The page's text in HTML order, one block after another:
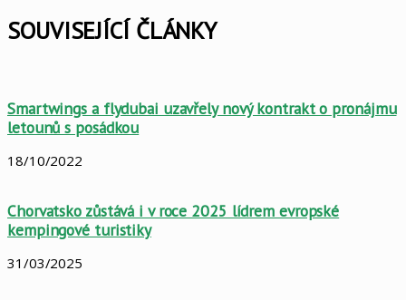
SOUVISEJÍCÍ ČLÁNKY
Smartwings a flydubai uzavřely nový kontrakt o pronájmu
letounů s posádkou
18/10/2022
Chorvatsko zůstává i v roce 2025 lídrem evropské
kempingové turistiky
31/03/2025